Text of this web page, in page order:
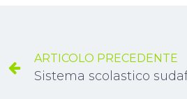
ARTICOLO PRECEDENTE